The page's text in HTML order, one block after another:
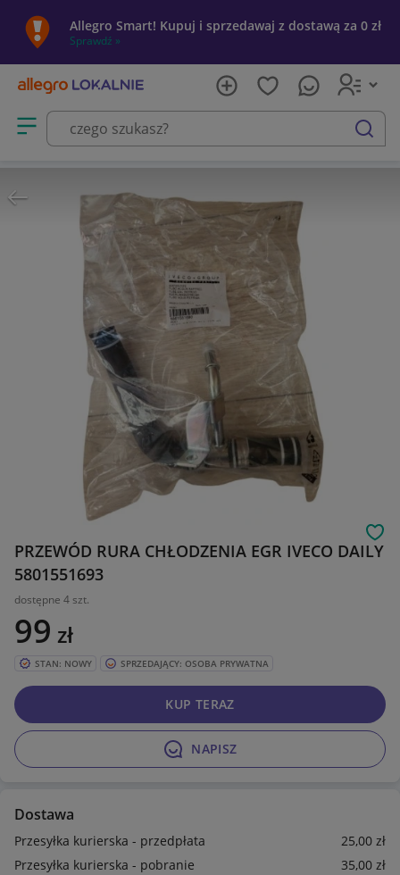
Allegro Smart! Kupuj i sprzedawaj z dostawą za 0 zł
Sprawdź »
Otwórz menu z kategoriami
szukaj
PRZEWÓD RURA CHŁODZENIA EGR IVECO DAILY
5801551693
dostępne 4 szt.
99 zł
STAN: NOWY SPRZEDAJĄCY: OSOBA PRYWATNA
NAPISZ
KUP TERAZ
Dostawa
Przesyłka kurierska - przedpłata 25,00 zł
Przesyłka kurierska - pobranie
35,00 zł